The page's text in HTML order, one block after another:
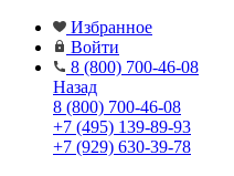
Избранное
Войти
8 (800) 700-46-08
Назад
8 (800) 700-46-08
+7 (495) 139-89-93
+7 (929) 630-39-78